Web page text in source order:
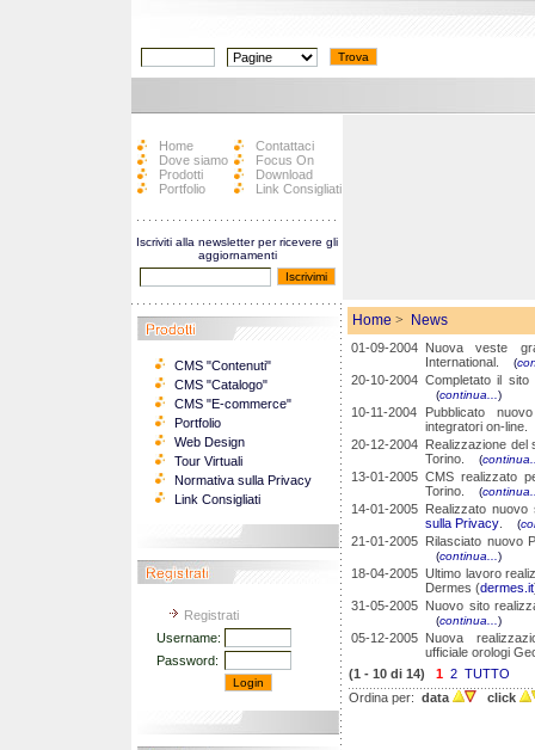
Home
Contattaci
Dove siamo
Focus On
Prodotti
Download
Portfolio
Link Consigliati
Iscriviti alla newsletter per ricevere gli
aggiornamenti
CMS "Contenuti"
CMS "Catalogo"
CMS "E-commerce"
Portfolio
Web Design
Tour Virtuali
Normativa sulla Privacy
Link Consigliati
Registrati
Username:
Password:
Home > News
01-09-2004 Nuova veste
International. (
20-10-2004 Completato il
(continua... )
10-11-2004
Pubblicato
integratori on-
20-12-2004 Realizzazione del
Torino. (
13-01-2005 CMS realizzato
Torino. (
14-01-2005 Realizzato
sulla Privacy
(
21-01-2005 Rilasciato nuovo
(continua... )
18-04-2005 Ultimo lavoro
Dermes (dermes.it
31-05-2005 Nuovo sito
(continua... )
05-12-2005 Nuova
ufficiale orologi
(1 - 10 di 14)
1 2 TUTTO
Ordina per: data click